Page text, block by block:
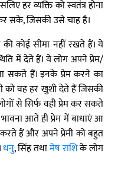
हर व्यक्ति को स्वतंत्र होना
सके, जिसकी उसे चाह है।
की कोई सीमा नहीं रखते हैं। ये
में देते हैं। ये लोग अपने प्रेम/
सकते हैं। इनके प्रेम करने का
को वह हर खुशी देते हैं जिसकी
से सिर्फ वही प्रेम कर सकते
आते ही प्रेम में बाधाएं आ
हैं और अपने प्रेमी को बहुत
धनु, सिंह तथामेष राशिके लोग